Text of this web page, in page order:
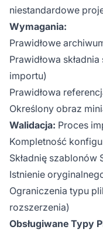
niestandardowe
Wymagania:
Prawidłowe
Prawidłowa
importu)
Prawidłowa
Określony obraz
Walidacja: Proces
Kompletność
Składnię szablonów
Istnienie
Ograniczenia typu
rozszerzenia)
Obsługiwane Typy